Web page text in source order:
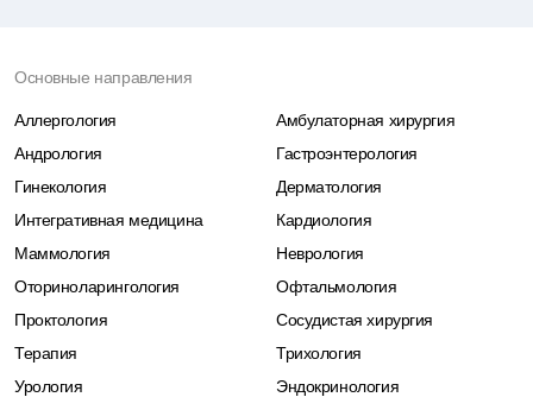
Основные направления
Аллергология
Амбулаторная хирургия
Андрология
Гастроэнтерология
Гинекология
Дерматология
Интегративная медицина
Кардиология
Маммология
Неврология
Оториноларингология
Офтальмология
Проктология
Сосудистая хирургия
Терапия
Трихология
Урология
Эндокринология